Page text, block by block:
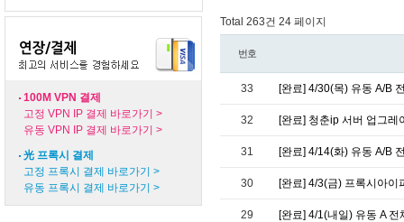
100M VPN 결제
고정 VPN IP 결제 바로가기 >
유동 VPN IP 결제 바로가기 >
光 프록시 결제
고정 프록시 결제 바로가기 >
유동 프록시 결제 바로가기 >
Total 263건 24 페이지
번호
33 [완료] 4/30(목) 유동 A/B
32 [완료] 청춘ip 서버 업그
31 [완료] 4/14(화) 유동 A/B
30 [완료] 4/3(금) 프록시아
29 [완료] 4/1(내일) 유동 A